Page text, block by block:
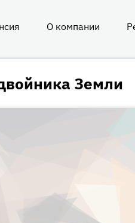
О компании
Земли